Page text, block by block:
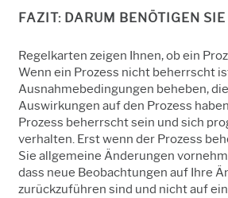
FAZIT: DARUM BENÖTIGEN
Regelkarten zeigen Ihnen, ob ein
Wenn ein Prozess nicht beherrscht
Ausnahmebedingungen beheben,
Auswirkungen auf den Prozess
Prozess beherrscht sein und sich
verhalten. Erst wenn der Prozess
Sie allgemeine Änderungen
dass neue Beobachtungen auf Ihre
zurückzuführen sind und nicht auf